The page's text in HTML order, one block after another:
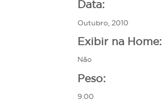
Data:
Outubro, 2010
Exibir na Home:
Não
Peso:
9.00